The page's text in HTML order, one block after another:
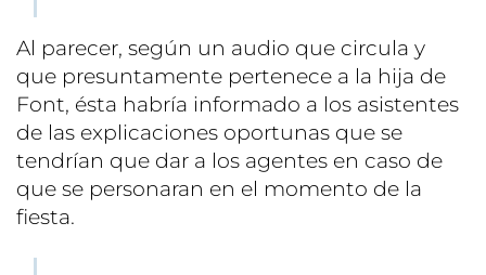
Al parecer, según un audio que circula y
que presuntamente pertenece a la hija de
Font, ésta habría informado a los asistentes
de las explicaciones oportunas que se
tendrían que dar a los agentes en caso de
que se personaran en el momento de la
fiesta.